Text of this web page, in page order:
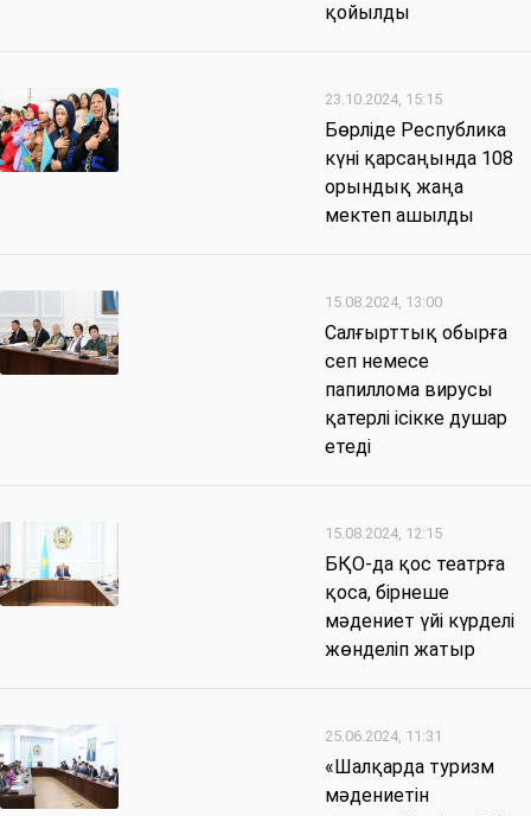
қойылды
23.10.2024, 15:15
Бөрліде Республика
күні қарсаңында 108
орындық жаңа
мектеп ашылды
15.08.2024, 13:00
Салғырттық обырға
сеп немесе
папиллома вирусы
қатерлі ісікке душар
етеді
15.08.2024, 12:15
БҚО-да қос театрға
қоса, бірнеше
мәдениет үйі күрделі
жөнделіп жатыр
25.06.2024, 11:31
«Шалқарда туризм
мәдениетін